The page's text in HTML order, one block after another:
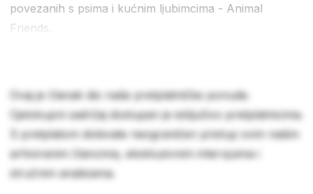
povezanih s psima i kućnim ljubimcima - Animal
Friends.
Ovaj je članak dio naše pretplatničke ponude.
Cjelokupni sadržaj dostupan je isključivo pretplatnicima.
S pretplatom dobivate neograničen pristup svim našim
arhiviranim člancima, ekskluzivnim intervjuima i
stručnim analizama.